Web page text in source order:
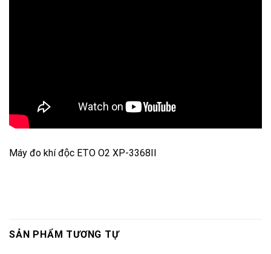
Máy đo khí độc ETO O2 XP-3368II
SẢN PHẨM TƯƠNG TỰ